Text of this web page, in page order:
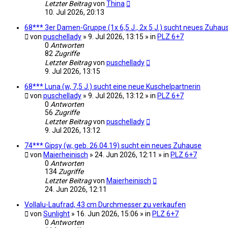
Letzter Beitragvon Thina
10. Jul 2026, 20:13
68*** 3er Damen-Gruppe (1x 6,5 J., 2x 5 J.) sucht neues
von puschellady » 9. Jul 2026, 13:15 » in PLZ 6+7
0 Antworten
82 Zugriffe
Letzter Beitragvon puschellady
9. Jul 2026, 13:15
68*** Luna (w, 7,5 J.) sucht eine neue Kuschelpartnerin
von puschellady » 9. Jul 2026, 13:12 » in PLZ 6+7
0 Antworten
56 Zugriffe
Letzter Beitragvon puschellady
9. Jul 2026, 13:12
74*** Gipsy (w, geb. 26.04.19) sucht ein neues Zuhause
von Maierheinisch » 24. Jun 2026, 12:11 » in PLZ 6+7
0 Antworten
134 Zugriffe
Letzter Beitragvon Maierheinisch
24. Jun 2026, 12:11
Vollalu-Laufrad, 43 cm Durchmesser zu verkaufen
von Sunlight » 16. Jun 2026, 15:06 » in PLZ 6+7
0 Antworten